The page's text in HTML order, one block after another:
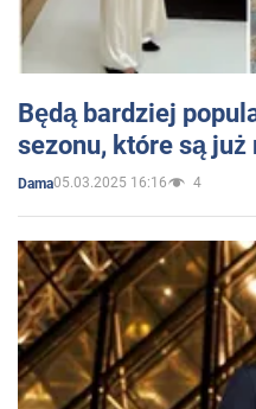
Będą bardziej
sezonu, które są
Dama05.03.2025 16:16 4